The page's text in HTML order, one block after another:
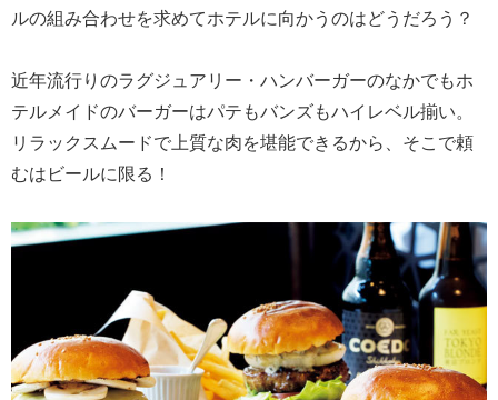
ルの組み合わせを求めてホテルに向かうのはどうだろう？
近年流行りのラグジュアリー・ハンバーガーのなかでもホ
テルメイドのバーガーはパテもバンズもハイレベル揃い。
リラックスムードで上質な肉を堪能できるから、そこで頼
むはビールに限る！